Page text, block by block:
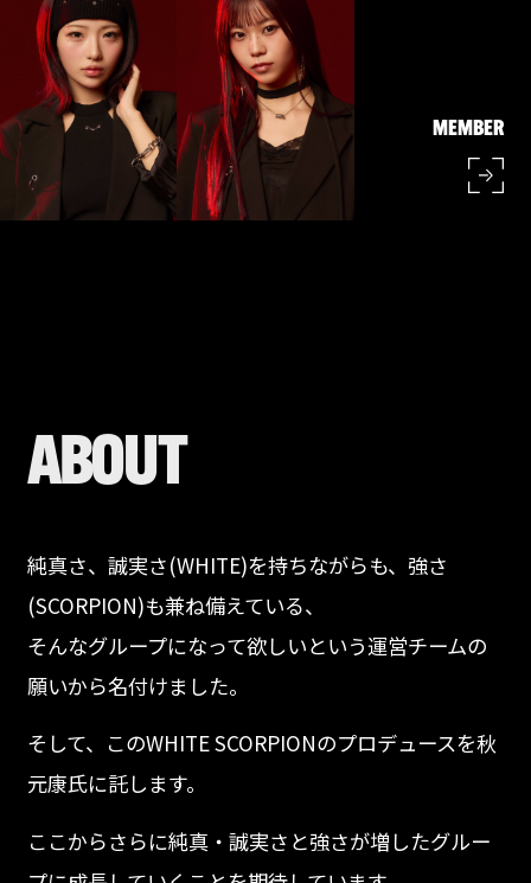
MEMBER
ABOUT
純真さ、誠実さ(WHITE)を持ちながらも、強さ
(SCORPION)も兼ね備えている、
そんなグループになって欲しいという運営チームの
願いから名付けました。
そして、このWHITE SCORPIONのプロデュースを秋
元康氏に託します。
ここからさらに純真・誠実さと強さが増したグルー